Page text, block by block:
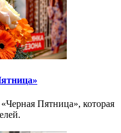
Пятница», которая